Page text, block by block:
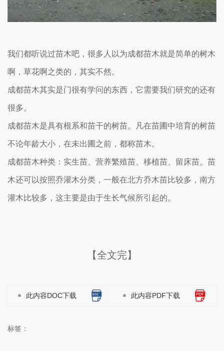
我们都听说过苗木吧，很多人以为成都苗木就是简单的树木
啊，草花啊之类的，其实不然。
成都苗木其实是门很有学问的东西，它需要我们研究的还有
很多。
成都苗木是具有根系和苗干的树苗。凡在苗圃中培育的树苗
不论年龄大小，在未出圃之前，都称苗木。
成都苗木种类：实生苗、营养繁殖苗、移植苗、留床苗。苗
木还可以按照乔灌木分类，一般在北方乔木苗比较多，南方
灌木比较多，这主要是由于生长气候所引起的。
【全文完】
此内容DOC下载 此内容PDF下载
标签：